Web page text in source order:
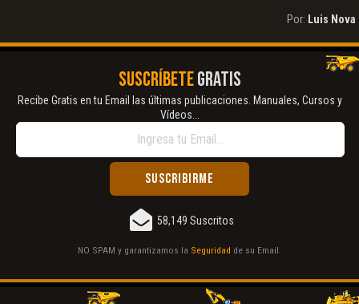
Por: Luis Nova
SUSCRÍBETEGRATIS
Recibe Gratis en tu Email las últimas publicaciones. Manuales, Cursos y
Vídeos...
58,149 Suscritos
NO SPAM y garantizamos la Seguridad de su Email.